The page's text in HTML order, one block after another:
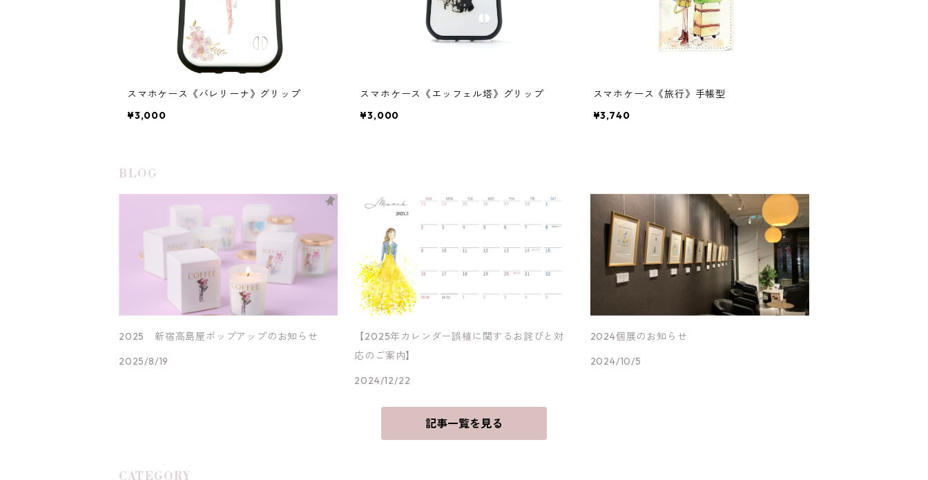
スマホケース《バレリーナ》グリップ
¥3,000
スマホケース《エッフェル塔》グリップ
¥3,000
スマホケース《旅行》手帳型
¥3,740
BLOG
2025 新宿高島屋ポップアップのお知らせ
2025/8/19
【2025年カレンダー誤植に関するお詫びと対
応のご案内】
2024/12/22
2024個展のお知らせ
2024/10/5
記事一覧を見る
CATEGORY